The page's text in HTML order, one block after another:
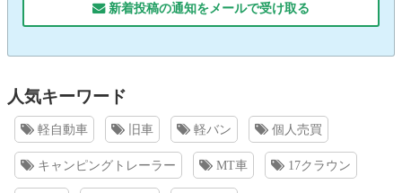
新着投稿の通知をメールで受け取る
人気キーワード
軽自動車 旧車 軽バン 個人売買
キャンピングトレーラー MT車 17クラウン